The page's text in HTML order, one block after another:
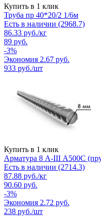
Купить в 1 клик
Труба пр 40*20/2 1/6м
Есть в наличии (2968.7)
86.33 руб./кг
89 руб.
-3%
Экономия 2.67 руб.
933 руб./шт
Купить в 1 клик
Арматура 8 A-III А500С
Есть в наличии (2714.3)
87.88 руб./кг
90.60 руб.
-3%
Экономия 2.72 руб.
238 руб./шт